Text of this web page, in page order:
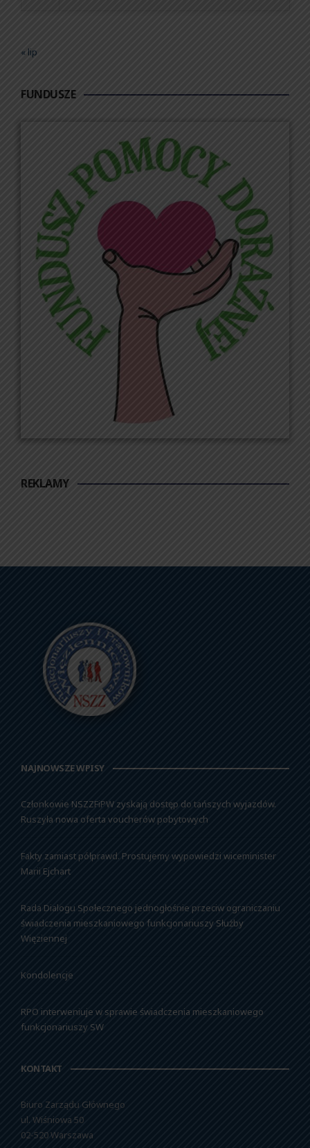
« lip
FUNDUSZE
REKLAMY
NAJNOWSZE WPISY
Członkowie NSZZFiPW zyskają dostęp do tańszych wyjazdów.
Ruszyła nowa oferta voucherów pobytowych
Fakty zamiast półprawd. Prostujemy wypowiedzi wiceminister
Marii Ejchart
Rada Dialogu Społecznego jednogłośnie przeciw ograniczaniu
świadczenia mieszkaniowego funkcjonariuszy Służby
Więziennej
Kondolencje
RPO interweniuje w sprawie świadczenia mieszkaniowego
funkcjonariuszy SW
KONTAKT
Biuro Zarządu Głównego
ul. Wiśniowa 50
02-520 Warszawa